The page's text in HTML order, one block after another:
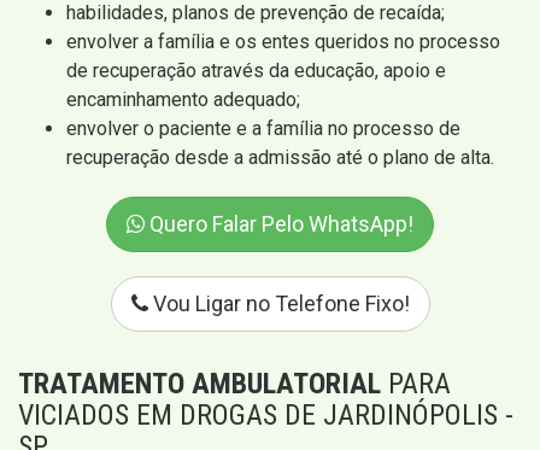
habilidades, planos de prevenção de recaída;
envolver a família e os entes queridos no processo
de recuperação através da educação, apoio e
encaminhamento adequado;
envolver o paciente e a família no processo de
recuperação desde a admissão até o plano de alta.
Quero Falar Pelo WhatsApp!
Vou Ligar no Telefone Fixo!
TRATAMENTO AMBULATORIAL PARA
VICIADOS EM DROGAS DE JARDINÓPOLIS -